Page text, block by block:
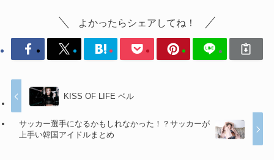
よかったらシェアしてね！
KISS OF LIFE ベル
サッカー選手になるかもしれなかった！？サッカーが
上手い韓国アイドルまとめ